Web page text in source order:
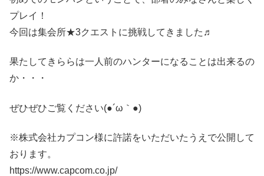
プレイ！
今回は集会所★3クエストに挑戦してきました♬
果たしてきららは一人前のハンターになることは出来るの
か・・・
ぜひぜひご覧ください(●´ω｀●)
※株式会社カプコン様に許諾をいただいたうえで公開して
おります。
https://www.capcom.co.jp/